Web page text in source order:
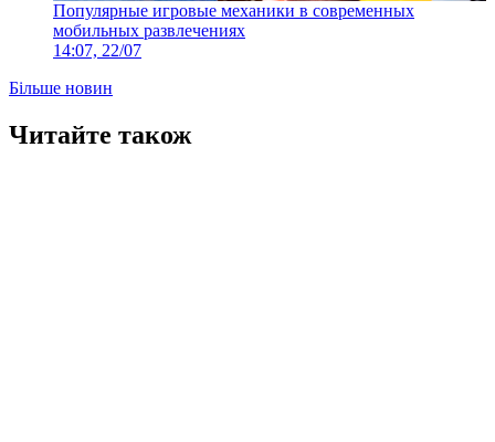
Популярные игровые механики в современных
мобильных развлечениях
14:07, 22/07
Більше новин
Читайте також